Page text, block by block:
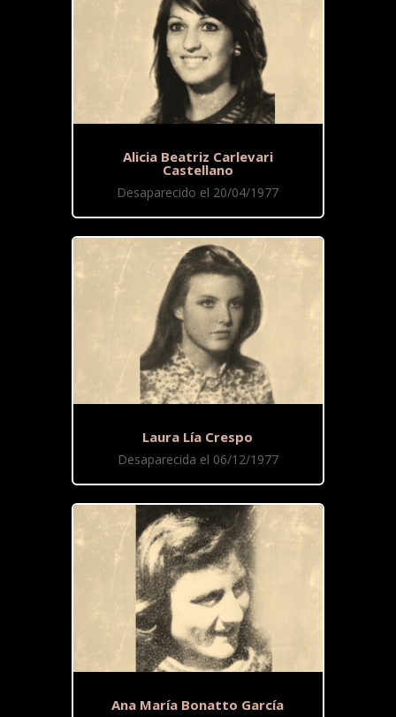
Alicia Beatriz Carlevari
Castellano
Desaparecido el 20/04/1977
Laura Lía Crespo
Desaparecida el 06/12/1977
Ana María Bonatto García